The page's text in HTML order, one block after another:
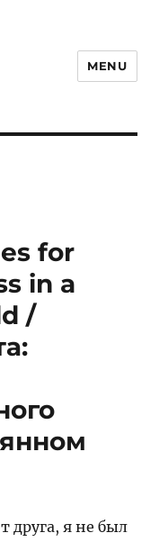
MENU
for
in a
/
друга, я не был